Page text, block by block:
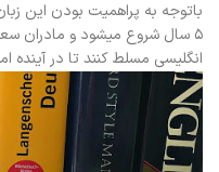
۵ سال شروع میشود و مادران
انگلیسی مسلط کنند تا در آینده